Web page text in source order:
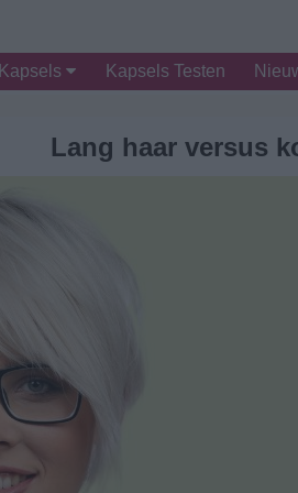
Kapsels Kapsels Testen
Lang haar versus